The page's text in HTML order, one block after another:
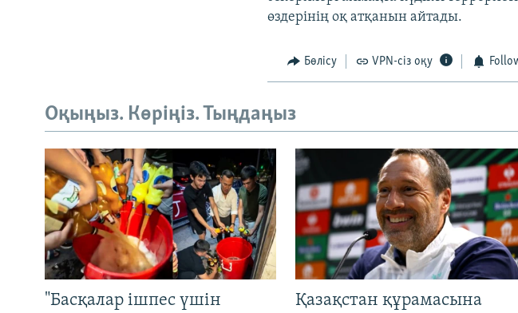
өздерінің оқ атқанын айтады.
Бөлісу VPN-сіз оқу
Оқыңыз. Көріңіз. Тыңдаңыз
"Басқалар ішпес үшін
Қазақстан құрамасына